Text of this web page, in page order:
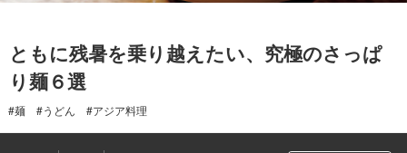
ともに残暑を乗り越えたい、究極のさっぱ
り麺６選
#麺 #うどん #アジア料理